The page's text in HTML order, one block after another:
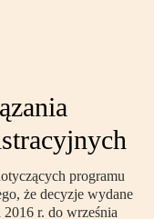
programu
że decyzje wydane
r. do września